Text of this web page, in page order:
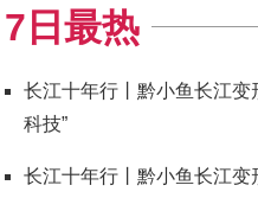
7日最热
长江十年行丨黔小鱼长江变
科技”
长江十年行丨黔小鱼长江变